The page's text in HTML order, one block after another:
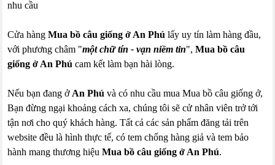
nhu cầu
Cửa hàngMua bồ câu giống ở An Phú lấy uy tín làm hàng đầu,
với phương châm "một chữ tín - vạn niềm tin",Mua bồ câu
giống ở An Phú cam kết làm bạn hài lòng.
Nếu bạn đang ở An Phú và có nhu cầu mua Mua bồ câu giống ở,
Bạn đừng ngại khoảng cách xa, chúng tôi sẽ cử nhân viên trở tới
tận nơi cho quý khách hàng. Tất cả các sản phẩm đăng tải trên
website đều là hình thực tế, có tem chống hàng giả và tem bảo
hành mang thương hiệuMua bồ câu giống ở An Phú.